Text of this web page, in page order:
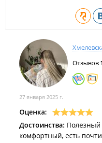
Отзывов 1
27 января 2025 г.
Оценка:
Достоинства: Полезный
комфортный, есть